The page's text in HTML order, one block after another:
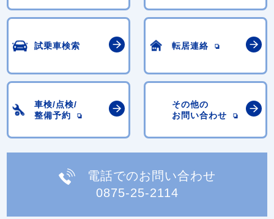
試乗車検索 転居連絡
車検/点検/
整備予約
その他の
お問い合わせ
電話でのお問い合わせ
0875-25-2114